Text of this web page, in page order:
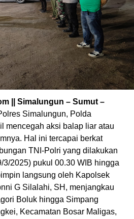
|| Simalungun – Sumut –
Simalungun, Polda
mencegah aksi balap liar atau
Hal ini tercapai berkat
TNI-Polri yang dilakukan
3/2025) pukul 00.30 WIB hingga
langsung oleh Kapolsek
G Silalahi, SH, menjangkau
Boluk hingga Simpang
Kecamatan Bosar Maligas,